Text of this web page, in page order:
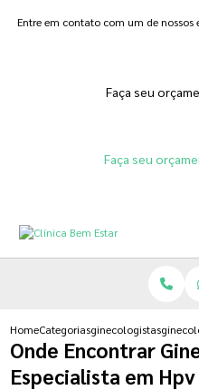
Entre em contato com um de nossos
Faça seu
Faça seu
HomeCategoriasginecologistas
Onde Encontrar
Especialista em